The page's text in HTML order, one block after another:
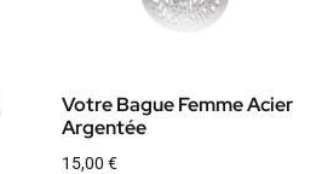
Votre Bague Femme Acier
Argentée
15,00 €